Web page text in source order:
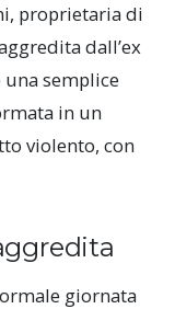
proprietaria di
dall’ex
una semplice
in un
violento, con
giornata